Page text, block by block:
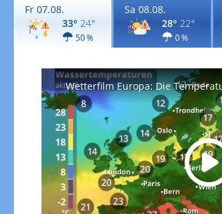
Fr 07.08.
33° 24°
50 %
Sa 08.08.
28° 22°
0 %
Wetterfilm Europa: Die